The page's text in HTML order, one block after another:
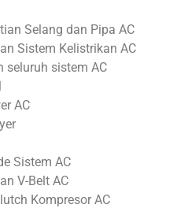
Selang dan Pipa AC
Sistem Kelistrikan AC
seluruh sistem AC
AC
Sistem AC
V-Belt AC
Kompresor AC